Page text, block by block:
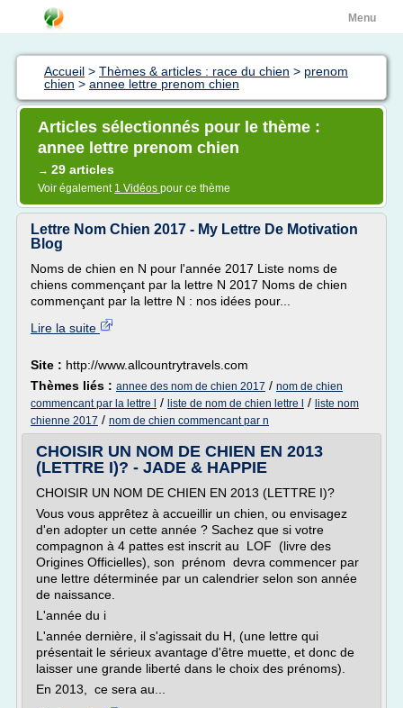
Menu
Accueil > Thèmes & articles : race du chien > prenom
chien > annee lettre prenom chien
Articles sélectionnés pour le thème :
annee lettre prenom chien
→ 29 articles
Voir également 1 Vidéos pour ce thème
Lettre Nom Chien 2017 - My Lettre De Motivation
Blog
Noms de chien en N pour l'année 2017 Liste noms de
chiens commençant par la lettre N 2017 Noms de chien
commençant par la lettre N : nos idées pour...
Lire la suite
Site : http://www.allcountrytravels.com
Thèmes liés : annee des nom de chien 2017 / nom de chien
commencant par la lettre l
/ liste de nom de chien lettre l / liste nom
chienne 2017 / nom de chien commencant par n
CHOISIR UN NOM DE CHIEN EN 2013
(LETTRE I)? - JADE & HAPPIE
CHOISIR UN NOM DE CHIEN EN 2013 (LETTRE I)?
Vous vous apprêtez à accueillir un chien, ou envisagez
d'en adopter un cette année ? Sachez que si votre
compagnon à 4 pattes est inscrit au LOF (livre des
Origines Officielles), son prénom devra commencer par
une lettre déterminée par un calendrier selon son année
de naissance.
L'année du i
L'année dernière, il s'agissait du H, (une lettre qui
présentait le sérieux avantage d'être muette, et donc de
laisser une grande liberté dans le choix des prénoms).
En 2013, ce sera au...